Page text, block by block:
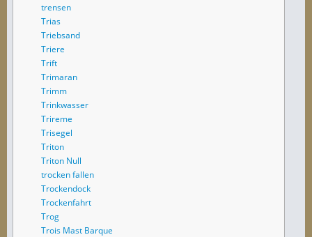
trensen
Trias
Triebsand
Triere
Trift
Trimaran
Trimm
Trinkwasser
Trireme
Trisegel
Triton
Triton Null
trocken fallen
Trockendock
Trockenfahrt
Trog
Trois Mast Barque